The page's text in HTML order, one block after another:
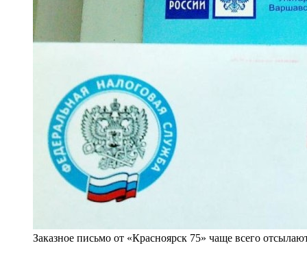
Заказное письмо от «Красноярск 75» чаще всего